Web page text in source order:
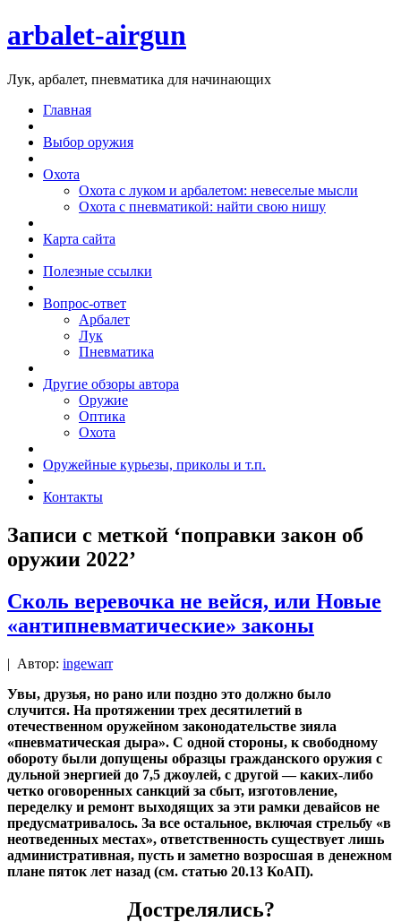
arbalet-airgun
Лук, арбалет, пневматика для начинающих
Главная
Выбор оружия
Охота
Охота с луком и арбалетом: невеселые мысли
Охота с пневматикой: найти свою нишу
Карта сайта
Полезные ссылки
Вопрос-ответ
Арбалет
Лук
Пневматика
Другие обзоры автора
Оружие
Оптика
Охота
Оружейные курьезы, приколы и т.п.
Контакты
Записи с меткой ‘поправки закон об
оружии 2022’
Сколь веревочка не вейся, или Новые
«антипневматические» законы
| Автор: ingewarr
Увы, друзья, но рано или поздно это должно было
случится. На протяжении трех десятилетий в
отечественном оружейном законодательстве зияла
«пневматическая дыра». С одной стороны, к свободному
обороту были допущены образцы гражданского оружия с
дульной энергией до 7,5 джоулей, с другой — каких-либо
четко оговоренных санкций за сбыт, изготовление,
переделку и ремонт выходящих за эти рамки девайсов не
предусматривалось. За все остальное, включая стрельбу «в
неотведенных местах», ответственность существует лишь
административная, пусть и заметно возросшая в денежном
плане пяток лет назад (см. статью 20.13 КоАП).
Дострелялись?